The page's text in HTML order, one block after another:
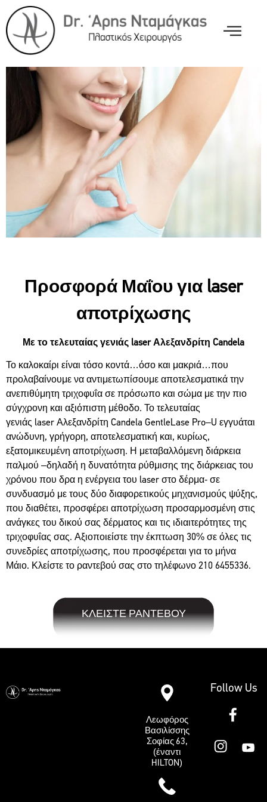
Προσφορά Μαΐου για laser
αποτρίχωσης
Με το τελευταίας γενιάς laser Αλεξανδρίτη Candela
Το καλοκαίρι είναι τόσο κοντά…όσο και μακριά…που
προλαβαίνουμε να αντιμετωπίσουμε αποτελεσματικά την
ανεπιθύμητη τριχοφυΐα σε πρόσωπο και σώμα με την πιο
σύγχρονη και αξιόπιστη μέθοδο. Το τελευταίας
γενιάς laserΑλεξανδρίτη Candela GentleLase Pro–U εγγυάται
ανώδυνη, γρήγορη, αποτελεσματική και, κυρίως,
εξατομικευμένη αποτρίχωση. Η μεταβαλλόμενη διάρκεια
παλμού –δηλαδή η δυνατότητα ρύθμισης της διάρκειας του
χρόνου που δρα η ενέργεια του laserστο δέρμα- σε
συνδυασμό με τους δύο διαφορετικούς μηχανισμούς ψύξης,
που διαθέτει, προσφέρει αποτρίχωση προσαρμοσμένη στις
ανάγκες του δικού σας δέρματος και τις ιδιαιτερότητες της
τριχοφυΐας σας. Αξιοποιείστε την έκπτωση 30% σε όλες τις
συνεδρίες αποτρίχωσης, που προσφέρεται για το μήνα
Μάιο. Κλείστε το ραντεβού σας στο τηλέφωνο 210 6455336.
ΚΛΕΙΣΤΕ ΡΑΝΤΕΒΟΥ
Λεωφόρος
Βασιλίσσης
Σοφίας 63,
(έναντι
HILTON)
Follow Us